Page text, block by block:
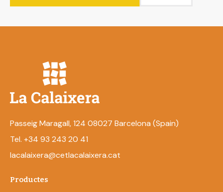
Passeig Maragall, 124 08027 Barcelona (Spain)
Tel. +34 93 243 20 41
lacalaixera@cetlacalaixera.cat
Productes